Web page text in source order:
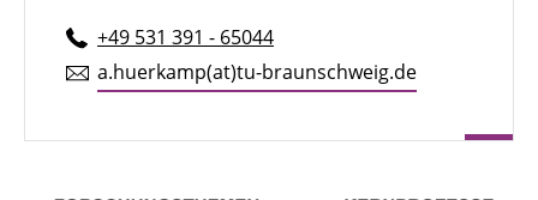
+49 531 391 - 65044
a.​huerkamp(at)tu-braun­schweig.de